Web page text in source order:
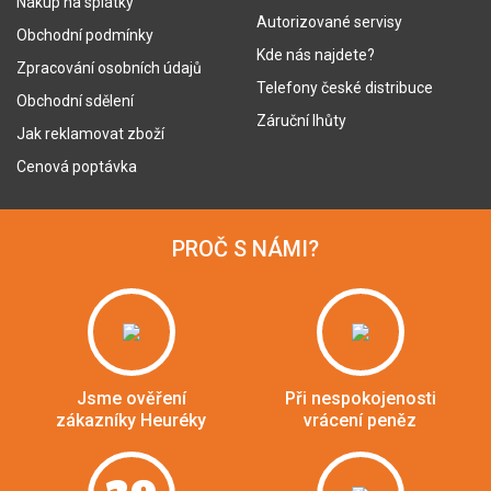
Obchodní podmínky
Zpracování osobních údajů
Obchodní sdělení
Jak reklamovat zboží
Cenová poptávka
Autorizované servisy
Kde nás najdete?
Telefony české distribuce
Záruční lhůty
PROČ S NÁMI?
Jsme ověření
zákazníky Heuréky
Při nespokojenosti
vrácení peněz